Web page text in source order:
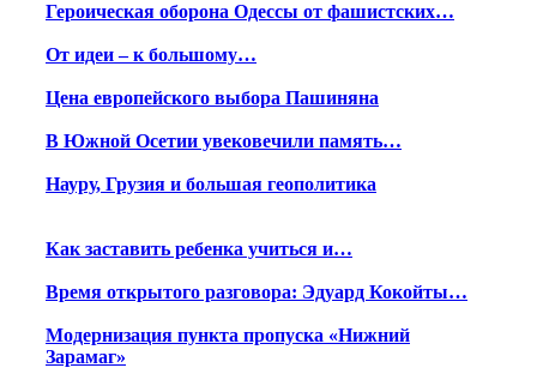
Героическая оборона Одессы от фашистских…
От идеи – к большому…
Цена европейского выбора Пашиняна
В Южной Осетии увековечили память…
Науру, Грузия и большая геополитика
Как заставить ребенка учиться и…
Время открытого разговора: Эдуард Кокойты…
Модернизация пункта пропуска «Нижний
Зарамаг»